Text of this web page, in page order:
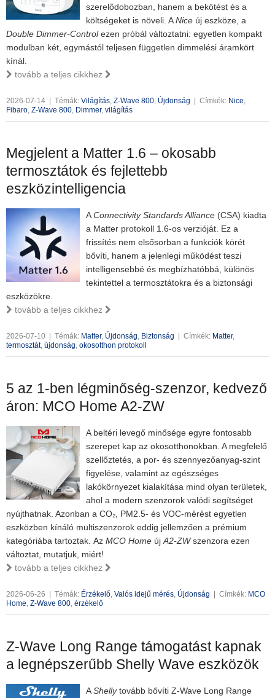
szerelődobozban, hanem a bekötést és a
költségeket is növeli. ANice új eszköze, a
Double Dimmer-Controlezen próbál változtatni: egyetlen kompakt
modulban két, egymástól teljesen független dimmelési áramkört
kínál.
tovább a teljes cikkhez
2026-07-14 Témák: Világítás, Z-Wave 800, Újdonság Címkék: Nice,
Fibaro, Z-Wave 800, Dimmer, világítás
Megjelent a Matter 1.6 – okosabb
termosztátok és fejlettebb
eszközintelligencia
AConnectivity Standards Alliance (CSA) kiadta
a Matter protokoll 1.6-os verzióját. Ez a
frissítés nem elsősorban a funkciók körét
bővíti, hanem a jelenlegi működést teszi
intelligensebbé és megbízhatóbbá, különös
tekintettel a termosztátokra és a biztonsági
eszközökre.
tovább a teljes cikkhez
2026-07-10 Témák: Matter, Újdonság, Biztonság Címkék: Matter,
termosztát, újdonság, okosotthon protokoll
5 az 1-ben légminőség-szenzor, kedvező
áron: MCO Home A2-ZW
A beltéri levegő minősége egyre fontosabb
szerepet kap az okosotthonokban. A megfelelő
szellőztetés, a por- és szennyezőanyag-szint
figyelése, valamint az egészséges
lakókörnyezet kialakítása mind olyan területek,
ahol a modern szenzorok valódi segítséget
nyújthatnak. Azonban a CO₂, PM2.5- és VOC-mérést egyetlen
eszközben kínáló multiszenzorok eddig jellemzően a prémium
kategóriába tartoztak. Az MCO Home új A2-ZWszenzora ezen
változtat, mutatjuk, miért!
tovább a teljes cikkhez
2026-06-26 Témák: Érzékelő, Valós idejű mérés, Újdonság Címkék: MCO
Home, Z-Wave 800, érzékelő
Z-Wave Long Range támogatást kapnak
a legnépszerűbb Shelly Wave eszközök
AShellytovább bővíti Z-Wave Long Range